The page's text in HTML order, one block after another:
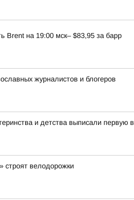
Brent на 19:00 мск– $83,95 за барр
журналистов и блогеров
и детства выписали первую
строят велодорожки